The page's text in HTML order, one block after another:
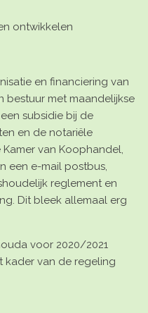
ontwikkelen
en financiering van
bestuur met maandelijkse
subsidie bij de
en de notariële
van Koophandel,
een e-mail postbus,
reglement en
Dit bleek allemaal erg
voor 2020/2021
kader van de regeling